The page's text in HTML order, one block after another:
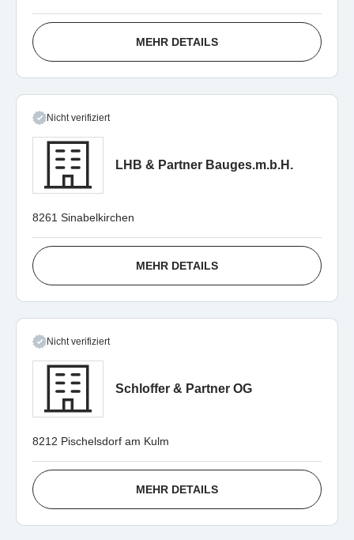
MEHR DETAILS
Nicht verifiziert
LHB & Partner Bauges.m.b.H.
8261 Sinabelkirchen
MEHR DETAILS
Nicht verifiziert
Schloffer & Partner OG
8212 Pischelsdorf am Kulm
MEHR DETAILS